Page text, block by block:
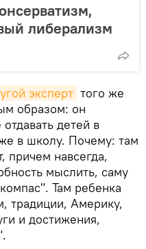
либерализм
эксперт того же
образом: он
детей в
в школу. Почему: там
причем навсегда,
мыслить, саму
Там ребенка
традиции, Америку,
и достижения,